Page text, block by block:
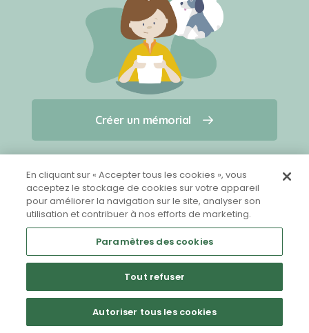
Créer un mémorial
Qui sommes-nous ?
Nous contacter
Partager sur Facebook
Créer un mémorial
En cliquant sur « Accepter tous les cookies », vous
acceptez le stockage de cookies sur votre appareil
pour améliorer la navigation sur le site, analyser son
utilisation et contribuer à nos efforts de marketing.
Paramètres des cookies
Tout refuser
Autoriser tous les cookies